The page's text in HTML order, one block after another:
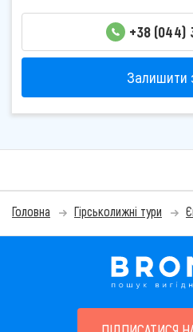
+38 (044)
Залишити
Головна Гірськолижні тури